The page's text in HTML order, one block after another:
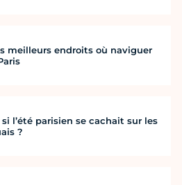
meilleurs endroits où naviguer
si l’été parisien se cachait sur les
?